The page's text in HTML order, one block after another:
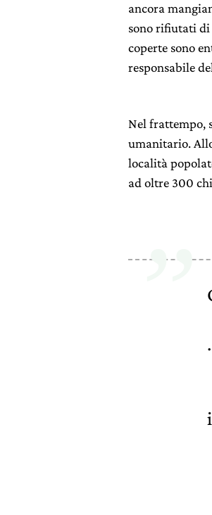
ancora
sono rifiutati di
coperte sono
responsabile
Nel frattempo,
umanitario.
località
ad oltre 300